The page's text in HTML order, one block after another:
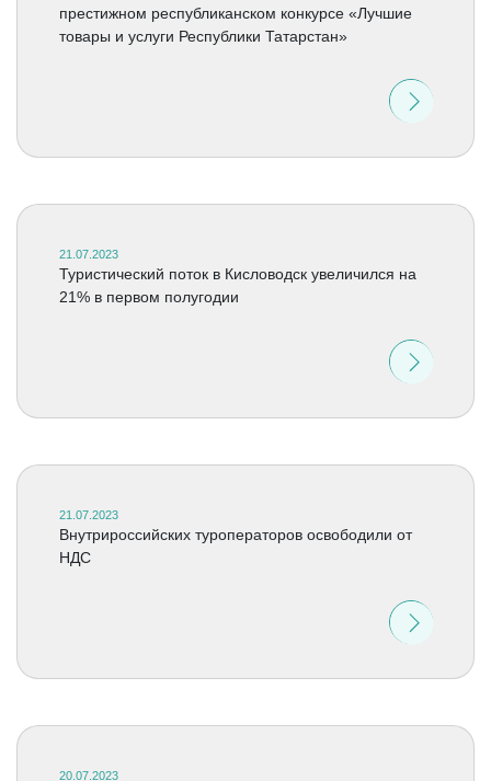
престижном республиканском конкурсе «Лучшие
товары и услуги Республики Татарстан»
21.07.2023
Туристический поток в Кисловодск увеличился на
21% в первом полугодии
21.07.2023
Внутрироссийских туроператоров освободили от
НДС
20.07.2023